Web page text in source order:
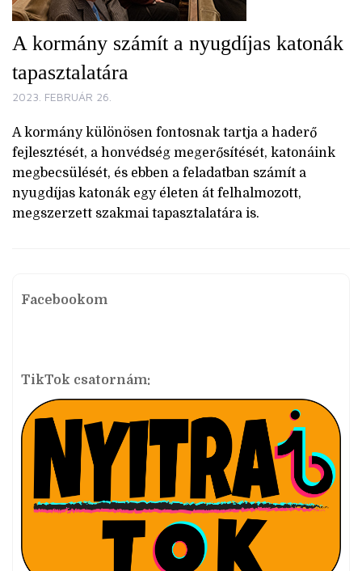
A kormány számít a nyugdíjas katonák
tapasztalatára
2023. FEBRUÁR 26.
A kormány különösen fontosnak tartja a haderő
fejlesztését, a honvédség megerősítését, katonáink
megbecsülését, és ebben a feladatban számít a
nyugdíjas katonák egy életen át felhalmozott,
megszerzett szakmai tapasztalatára is.
Facebookom
TikTok csatornám: